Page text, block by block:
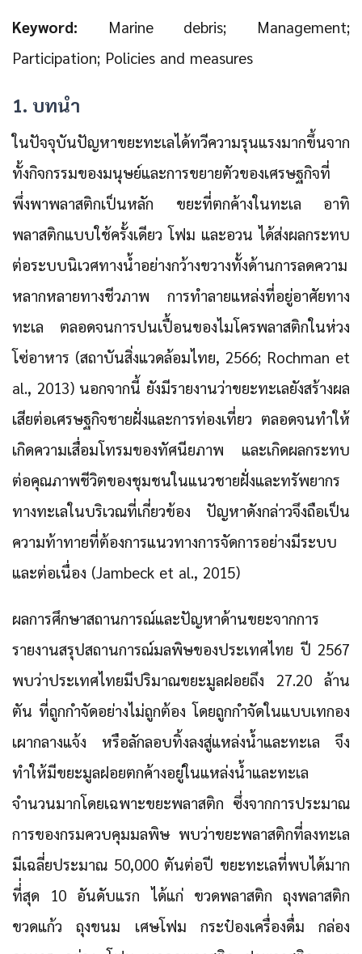
Keyword: Marine debris; Management;
Participation; Policies and measures
1. บทนำ
ในปัจจุบันปัญหาขยะทะเลได้ทวีความรุนแรงมากขึ้นจาก
ทั้งกิจกรรมของมนุษย์และการขยายตัวของเศรษฐกิจที่
พึ่งพาพลาสติกเป็นหลัก ขยะที่ตกค้างในทะเล อาทิ
พลาสติกแบบใช้ครั้งเดียว โฟม และอวน ได้ส่งผลกระทบ
ต่อระบบนิเวศทางน้ำอย่างกว้างขวางทั้งด้านการลดความ
หลากหลายทางชีวภาพ การทำลายแหล่งที่อยู่อาศัยทาง
ทะเล ตลอดจนการปนเปื้อนของไมโครพลาสติกในห่วง
โซ่อาหาร (สถาบันสิ่งแวดล้อมไทย, 2566; Rochman et
al., 2013) นอกจากนี้ ยังมีรายงานว่าขยะทะเลยังสร้างผล
เสียต่อเศรษฐกิจชายฝั่งและการท่องเที่ยว ตลอดจนทำให้
เกิดความเสื่อมโทรมของทัศนียภาพ และเกิดผลกระทบ
ต่อคุณภาพชีวิตของชุมชนในแนวชายฝั่งและทรัพยากร
ทางทะเลในบริเวณที่เกี่ยวข้อง ปัญหาดังกล่าวจึงถือเป็น
ความท้าทายที่ต้องการแนวทางการจัดการอย่างมีระบบ
และต่อเนื่อง (Jambeck et al., 2015)
ผลการศึกษาสถานการณ์และปัญหาด้านขยะจากการ
รายงานสรุปสถานการณ์มลพิษของประเทศไทย ปี 2567
พบว่าประเทศไทยมีปริมาณขยะมูลฝอยถึง 27.20 ล้าน
ตัน ที่ถูกกำจัดอย่างไม่ถูกต้อง โดยถูกกำจัดในแบบเทกอง
เผากลางแจ้ง หรือลักลอบทิ้งลงสู่แหล่งน้ำและทะเล จึง
ทำให้มีขยะมูลฝอยตกค้างอยู่ในแหล่งน้ำและทะเล
จำนวนมากโดยเฉพาะขยะพลาสติก ซึ่งจากการประมาณ
การของกรมควบคุมมลพิษ พบว่าขยะพลาสติกที่ลงทะเล
มีเฉลี่ยประมาณ 50,000 ตันต่อปี ขยะทะเลที่พบได้มาก
ที่่สุด 10 อันดับแรก ได้แก่ ขวดพลาสติก ถุงพลาสติก
ขวดแก้ว ถุงขนม เศษโฟม กระป๋องเครื่องดื่ม กล่อง